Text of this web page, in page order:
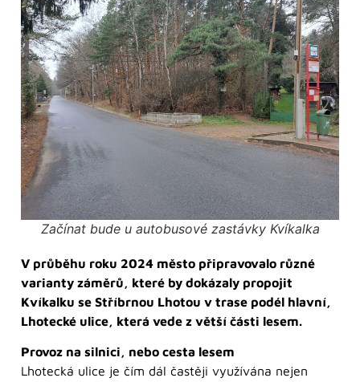
Začínat bude u autobusové zastávky Kvíkalka
V průběhu roku 2024 město připravovalo různé
varianty záměrů, které by dokázaly propojit
Kvíkalku se Stříbrnou Lhotou v trase podél hlavní,
Lhotecké ulice, která vede z větší části lesem.
Provoz na silnici, nebo cesta lesem
Lhotecká ulice je čím dál častěji využívána nejen